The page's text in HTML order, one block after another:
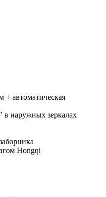
автоматическая
наружных зеркалах
Hongqi